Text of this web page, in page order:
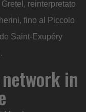
reinterpretato
fino al Piccolo
Saint-Exupéry
in